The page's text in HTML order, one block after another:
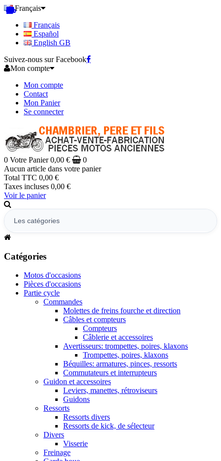
Français
Français
Español
English GB
Suivez-nous sur Facebook
Mon compte
Mon compte
Contact
Mon Panier
Se connecter
0 Votre Panier 0,00 €
0
Aucun article dans votre panier
Total TTC 0,00 €
Taxes incluses 0,00 €
Voir le panier
Catégories
Motos d'occasions
Pièces d'occasions
Partie cycle
Commandes
Molettes de freins fourche et direction
Câbles et compteurs
Compteurs
Câblerie et accessoires
Avertisseurs: trompettes, poires, klaxons
Trompettes, poires, klaxons
Béquilles: armatures, pinces, ressorts
Commutateurs et interrupteurs
Guidon et accessoires
Leviers, manettes, rétroviseurs
Guidons
Ressorts
Ressorts divers
Ressorts de kick, de sélecteur
Divers
Visserie
Freinage